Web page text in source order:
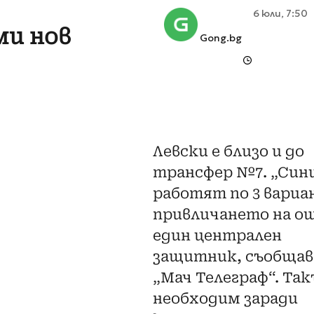
нов Gong.bg
6 юли, 7:50
Левски е близо и до
трансфер №7.
работят по 3
привличането на
един централен
защитник,
„Мач Телеграф“.
необходим заради